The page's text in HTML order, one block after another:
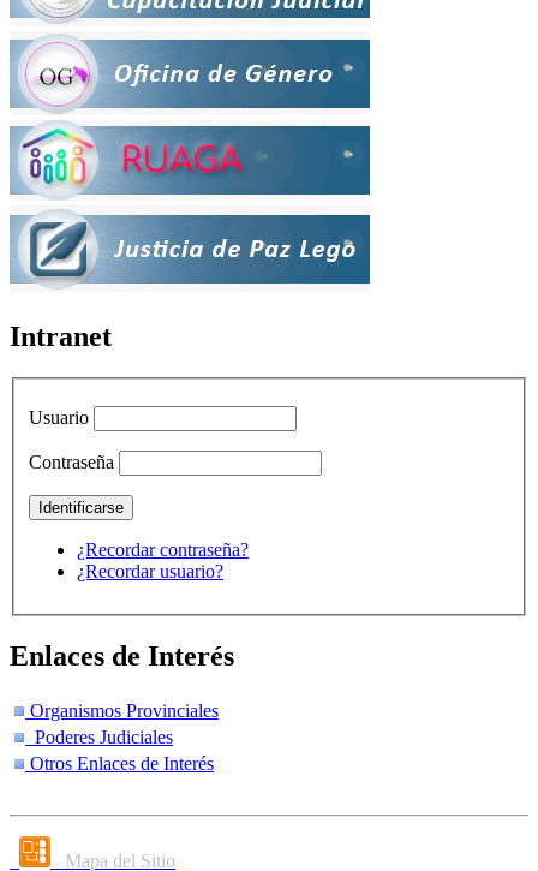
Intranet
Usuario
Contraseña
¿Recordar contraseña?
¿Recordar usuario?
Enlaces de Interés
Organismos Provinciales
Poderes Judiciales
Otros Enlaces de Interés
Mapa del Sitio